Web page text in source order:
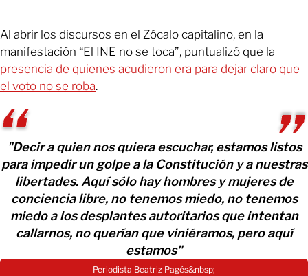
Al abrir los discursos en el Zócalo capitalino, en la
manifestación “El INE no se toca”, puntualizó que la
presencia de quienes acudieron era para dejar claro que
el voto no se roba.
"Decir a quien nos quiera escuchar, estamos listos
para impedir un golpe a la Constitución y a nuestras
libertades. Aquí sólo hay hombres y mujeres de
conciencia libre, no tenemos miedo, no tenemos
miedo a los desplantes autoritarios que intentan
callarnos, no querían que viniéramos, pero aquí
estamos"
Periodista Beatriz Pagés&nbsp;